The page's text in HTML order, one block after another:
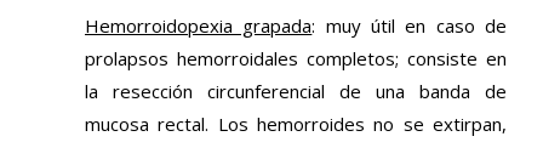
Hemorroidopexia grapada: muy útil en caso de
prolapsos hemorroidales completos; consiste en
la resección circunferencial de una banda de
mucosa rectal. Los hemorroides no se extirpan,